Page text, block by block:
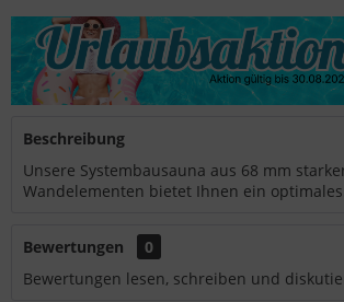
Beschreibung
Unsere Systembausauna aus 68 mm
Wandelementen bietet Ihnen ein
Bewertungen
0
Bewertungen lesen, schreiben und